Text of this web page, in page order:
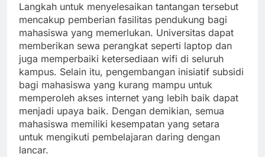
Langkah untuk menyelesaikan tantangan tersebut
mencakup pemberian fasilitas pendukung bagi
mahasiswa yang memerlukan. Universitas dapat
memberikan sewa perangkat seperti laptop dan
juga memperbaiki ketersediaan wifi di seluruh
kampus. Selain itu, pengembangan inisiatif subsidi
bagi mahasiswa yang kurang mampu untuk
memperoleh akses internet yang lebih baik dapat
menjadi upaya baik. Dengan demikian, semua
mahasiswa memiliki kesempatan yang setara
untuk mengikuti pembelajaran daring dengan
lancar.